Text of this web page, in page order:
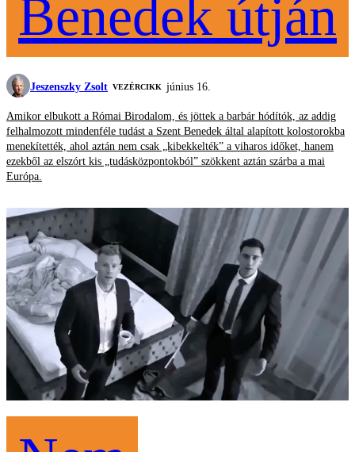
Benedek útján
Jeszenszky Zsolt VEZÉRCIKK június 16.
Amikor elbukott a Római Birodalom, és jöttek a barbár hódítók, az addig
felhalmozott mindenféle tudást a Szent Benedek által alapított kolostorokba
menekítették, ahol aztán nem csak „kibekkelték” a viharos időket, hanem
ezekből az elszórt kis „tudásközpontokból” szökkent aztán szárba a mai
Európa.